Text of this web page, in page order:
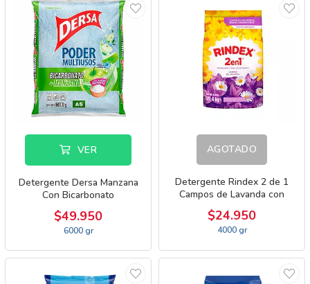
VER
Detergente Dersa Manzana
Con Bicarbonato
$49.950
6000 gr
AGOTADO
Detergente Rindex 2 de 1
Campos de Lavanda con
Bicarbonato
$24.950
4000 gr